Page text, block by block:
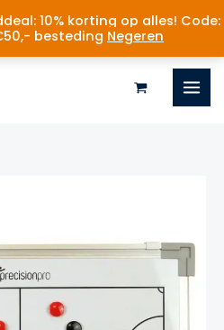
10% korting op alles! Code:
besteding Negeren